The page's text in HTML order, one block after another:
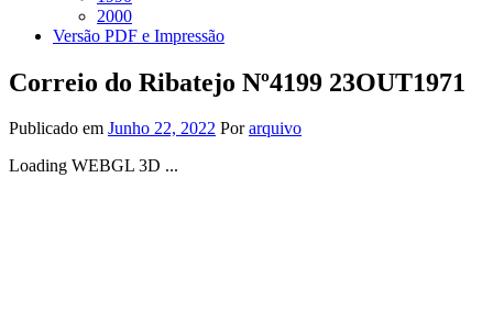
2000
Versão PDF e Impressão
Correio do Ribatejo Nº4199 23OUT1971
Publicado em Junho 22, 2022 Porarquivo
Loading WEBGL 3D ...